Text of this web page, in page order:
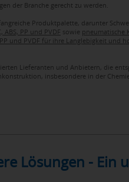
der Branche gerecht zu werden.
Produktpalette, darunter
ABS, PP und PVDF sowie pneumatische
PP und PVDF für ihre Langlebigkeit und
Lieferanten und Anbietern, die
insbesondere in der
Lösungen -